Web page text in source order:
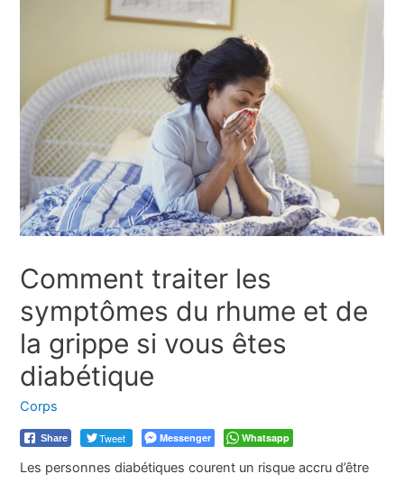
Comment traiter les
symptômes du rhume et de
la grippe si vous êtes
diabétique
Corps
Share Tweet Messenger Whatsapp
Les personnes diabétiques courent un risque accru d’être